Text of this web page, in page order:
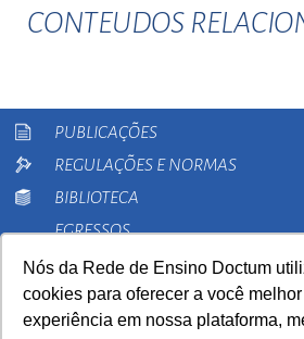
Nós da Rede de Ensino Doctum
cookies para oferecer a você melhor
experiência em nossa plataforma,
CONTEUDOS
PUBLICAÇÕES
REGULAÇÕES E NORMAS
BIBLIOTECA
EGRESSOS
PESQUISA
EXTENSÃO